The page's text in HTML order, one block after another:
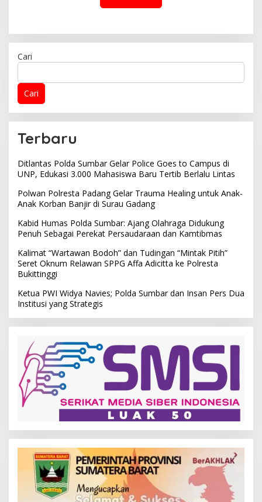
Cari
Cari
Terbaru
Ditlantas Polda Sumbar Gelar Police Goes to Campus di
UNP, Edukasi 3.000 Mahasiswa Baru Tertib Berlalu Lintas
Polwan Polresta Padang Gelar Trauma Healing untuk Anak-
Anak Korban Banjir di Surau Gadang
Kabid Humas Polda Sumbar: Ajang Olahraga Didukung
Penuh Sebagai Perekat Persaudaraan dan Kamtibmas
Kalimat “Wartawan Bodoh” dan Tudingan “Mintak Pitih”
Seret Oknum Relawan SPPG Affa Adicitta ke Polresta
Bukittinggi
Ketua PWI Widya Navies; Polda Sumbar dan Insan Pers Dua
Institusi yang Strategis